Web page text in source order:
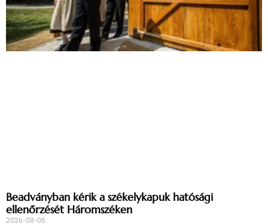
Beadványban kérik a székelykapuk hatósági
ellenőrzését Háromszéken
2026-08-05